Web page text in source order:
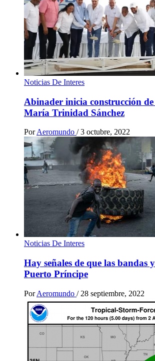
Noticias De Interes
Abinader inicia construcción
María Trinidad Sánchez
Por Aeromundo / 3 octubre, 2022
Noticias De Interes
Hay señales de que las bandas
Puerto Príncipe
Por Aeromundo / 28 septiembre, 2022